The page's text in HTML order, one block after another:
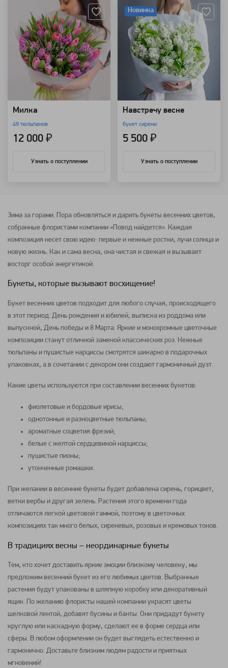
Милка
49 тюльпанов
12 000 ₽
Узнать о поступлении
Новинка
Навстречу весне
букет сирени
5 500 ₽
Узнать о поступлении
Зима за горами. Пора обновляться и дарить букеты весенних цветов,
собранные флористами компании «Повод найдется». Каждая
композиция несет свою идею: первые и нежные ростки, лучи солнца и
новую жизнь. Как и сама весна, она чистая и свежая и вызывает
восторг особой энергетикой.
Букеты, которые вызывают восхищение!
Букет весенних цветов подходит для любого случая, происходящего
в этот период. День рождения и юбилей, выписка из роддома или
выпускной, День победы и 8 Марта. Яркие и монохромные цветочные
композиции станут отличной заменой классических роз. Нежные
тюльпаны и пушистые нарциссы смотрятся шикарно в подарочных
упаковках, а в сочетании с декором они создают гармоничный дуэт.
Какие цветы используются при составлении весенних букетов:
фиолетовые и бордовые ирисы;
однотонные и разноцветные тюльпаны;
ароматные соцветия фрезий;
белые с желтой сердцевиной нарциссы;
пушистые пионы;
утонченные ромашки.
При желании в весенние букеты будет добавлена сирень, горицвет,
ветки вербы и другая зелень. Растения этого времени года
отличаются легкой цветовой гаммой, поэтому в цветочных
композициях так много белых, сиреневых, розовых и кремовых тонов.
В традициях весны – неординарные букеты
Тем, кто хочет доставить яркие эмоции близкому человеку, мы
предложим весенний букет из его любимых цветов. Выбранные
растения будут упакованы в шляпную коробку или декоративный
ящик. По желанию флористы нашей компании украсят цветы
шелковой лентой, добавят бусины и банты. Они придадут букету
круглую или каскадную форму, сделают ее в форме сердца или
сферы. В любом оформлении он будет выглядеть естественно и
гармонично. Доставьте близким людям радости и приятных
мгновений!